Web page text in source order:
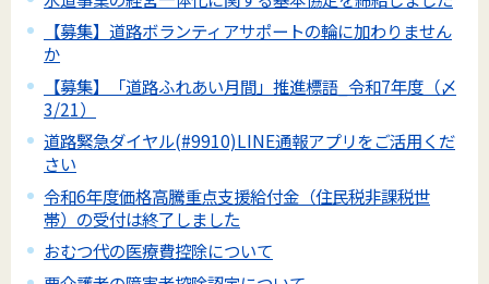
【募集】道路ボランティアサポートの輪に加わりません
か
【募集】「道路ふれあい月間」推進標語_令和7年度（〆
3/21）
道路緊急ダイヤル(#9910)LINE通報アプリをご活用くだ
さい
令和6年度価格高騰重点支援給付金（住民税非課税世
帯）の受付は終了しました
おむつ代の医療費控除について